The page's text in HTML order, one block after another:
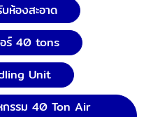
ห้องสะอาด
ร์ 40 tons
Unit
กรรม 40 Ton Air